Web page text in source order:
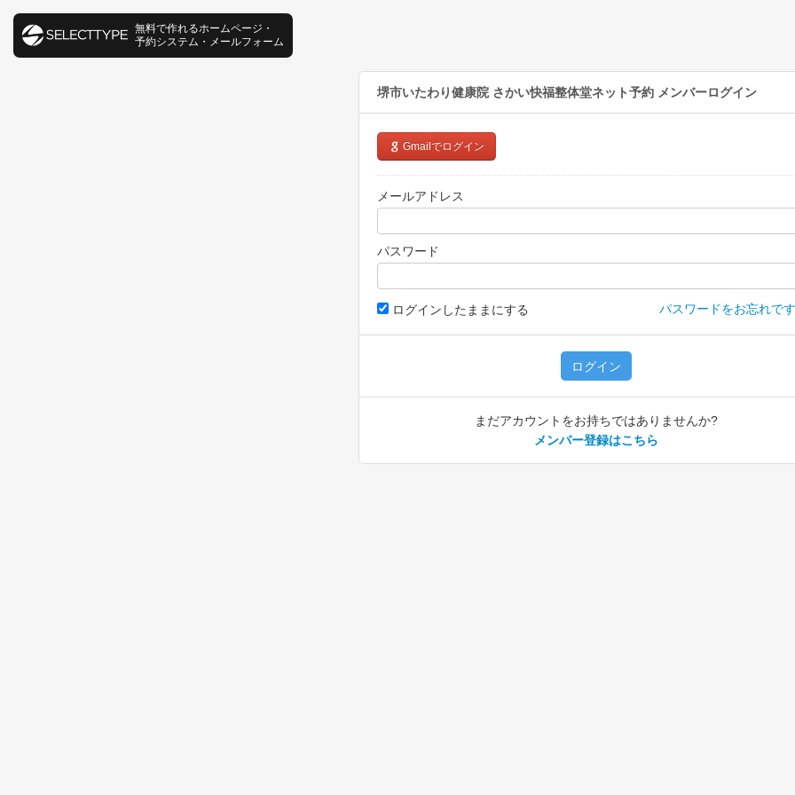
堺市いたわり健康院 さかい快福整体堂ネット予約 メンバーログイン
Gmailでログイン
メールアドレス
パスワード
ログインしたままにする パスワードをお忘れで
ログイン
まだアカウントをお持ちではありませんか?
メンバー登録はこちら
無料で作れるホームページ・
予約システム・メールフォーム